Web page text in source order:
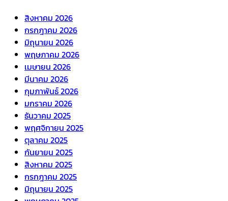
สิงหาคม 2026
กรกฎาคม 2026
มิถุนายน 2026
พฤษภาคม 2026
เมษายน 2026
มีนาคม 2026
กุมภาพันธ์ 2026
มกราคม 2026
ธันวาคม 2025
พฤศจิกายน 2025
ตุลาคม 2025
กันยายน 2025
สิงหาคม 2025
กรกฎาคม 2025
มิถุนายน 2025